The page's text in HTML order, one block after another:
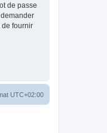
de passe
de fournir
UTC+02:00